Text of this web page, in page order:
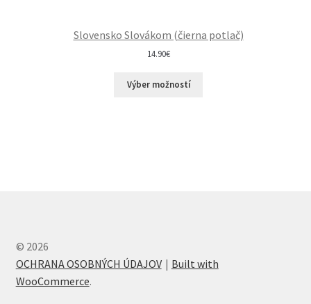
Slovensko Slovákom (čierna potlač)
14.90€
Výber možností
© 2026
OCHRANA OSOBNÝCH ÚDAJOV
Built with
WooCommerce.